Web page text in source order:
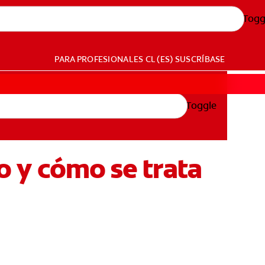
PARA PROFESIONALES CL (ES) SUSCRÍBASE
Toggle
y cómo se trata